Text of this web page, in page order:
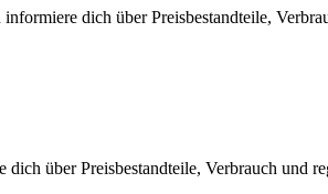
dich über Preisbestandteile,
über Preisbestandteile, Verbrauch